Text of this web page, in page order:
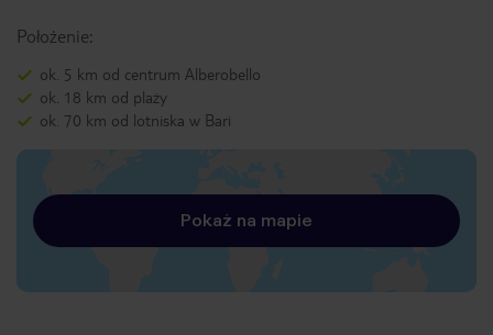
Położenie:
ok. 5 km od centrum Alberobello
ok. 18 km od plaży
ok. 70 km od lotniska w Bari
Pokaż na mapie